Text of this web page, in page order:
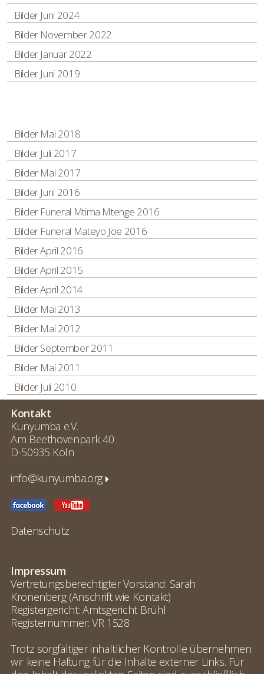
Bilder Juni 2024
Bilder November 2022
Bilder Januar 2022
Bilder Juni 2019
Bilder Mai 2018
Bilder Juli 2017
Bilder Mai 2017
Bilder Juni 2016
Bilder Funeral Mtima Mtenge 2016
Bilder Funeral Mateyo Joe 2016
Bilder April 2016
Bilder April 2015
Bilder April 2014
Bilder Mai 2013
Bilder Mai 2012
Bilder September 2011
Bilder Mai 2011
Bilder Juli 2010
Kontakt
Kunyumba e.V.
Am Beethovenpark 40
D-50935 Köln
info@kunyumba.org
Datenschutz
Impressum
Vertretungsberechtigter Vorstand: Sarah
Kronenberg (Anschrift wie Kontakt)
Registergericht: Amtsgericht Brühl
Registernummer: VR 1528
Trotz sorgfältiger inhaltlicher Kontrolle übernehmen
wir keine Haftung für die Inhalte externer Links. Für